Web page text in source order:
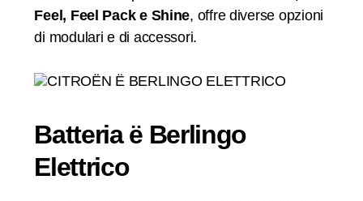
Feel, Feel Pack e Shine, offre diverse opzioni
di modulari e di accessori.
Batteria ë Berlingo
Elettrico